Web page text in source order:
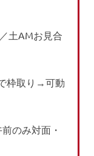
土AMお見合
枠取り→可動
のみ対面・